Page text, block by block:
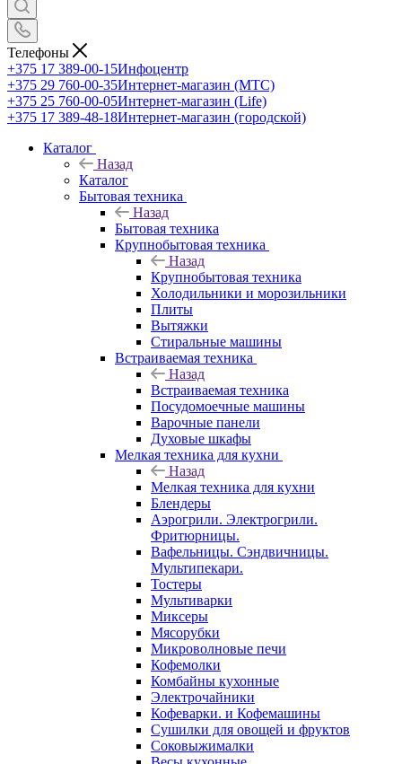
Телефоны
+375 17 389-00-15Инфоцентр
+375 29 760-00-35Интернет-магазин (МТС)
+375 25 760-00-05Интернет-магазин (Life)
+375 17 389-48-18Интернет-магазин (городской)
Каталог
Назад
Каталог
Бытовая техника
Назад
Бытовая техника
Крупнобытовая техника
Назад
Крупнобытовая техника
Холодильники и морозильники
Плиты
Вытяжки
Стиральные машины
Встраиваемая техника
Назад
Встраиваемая техника
Посудомоечные машины
Варочные панели
Духовые шкафы
Мелкая техника для кухни
Назад
Мелкая техника для кухни
Блендеры
Аэрогрили. Электрогрили.
Фритюрницы.
Вафельницы. Сэндвичницы.
Мультипекари.
Тостеры
Мультиварки
Миксеры
Мясорубки
Микроволновые печи
Кофемолки
Комбайны кухонные
Электрочайники
Кофеварки. и Кофемашины
Сушилки для овощей и фруктов
Соковыжималки